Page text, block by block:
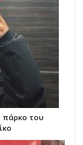
πάρκο του